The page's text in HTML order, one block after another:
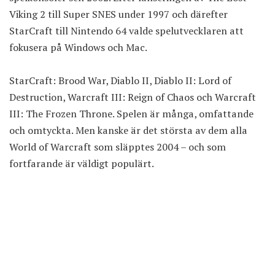
Viking 2 till Super SNES under 1997 och därefter
StarCraft till Nintendo 64 valde spelutvecklaren att
fokusera på Windows och Mac.
StarCraft: Brood War, Diablo II, Diablo II: Lord of
Destruction, Warcraft III: Reign of Chaos och Warcraft
III: The Frozen Throne. Spelen är många, omfattande
och omtyckta. Men kanske är det största av dem alla
World of Warcraft som släpptes 2004 – och som
fortfarande är väldigt populärt.